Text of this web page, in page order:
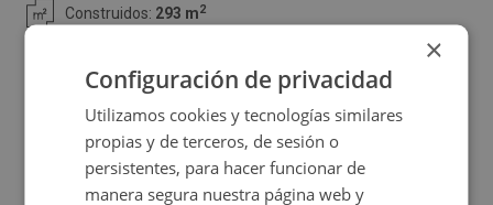
planta baja dispone de acceso principal , zona de
servicios y vestuarios de personal, así como un zona de
almacenamiento con acceso de pequeños vehículos.La
planta alta se distribuye en una zona de oficina y
muestrario, así como una dependencia sin uso definido.
El resto del terreno sin edificar, rodea por todos lo aires
Construidos: 293 m2
Ubicación
Ampliar mapa
×
Configuración de privacidad
Utilizamos cookies y tecnologías similares
propias y de terceros, de sesión o
persistentes, para hacer funcionar de
manera segura nuestra página web y